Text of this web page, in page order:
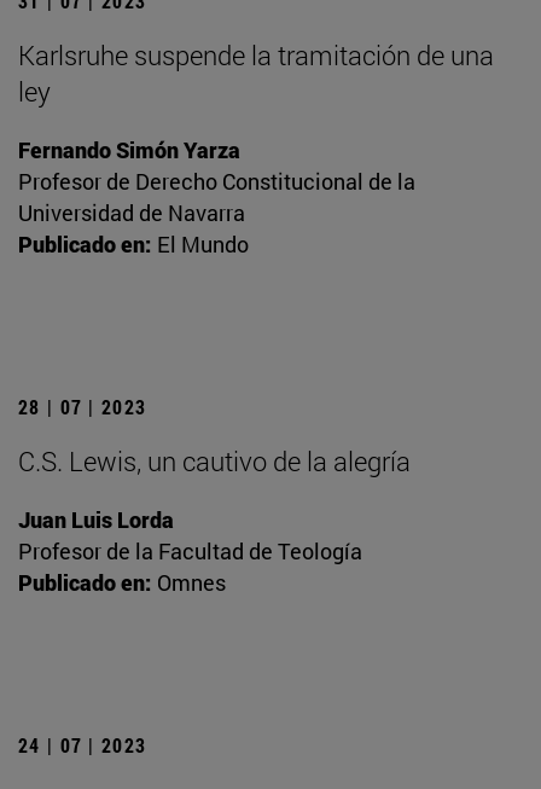
Karlsruhe suspende la tramitación de una
ley
Fernando Simón Yarza
Profesor de Derecho Constitucional de la
Universidad de Navarra
Publicado en: El Mundo
28 | 07 | 2023
C.S. Lewis, un cautivo de la alegría
Juan Luis Lorda
Profesor de la Facultad de Teología
Publicado en: Omnes
24 | 07 | 2023